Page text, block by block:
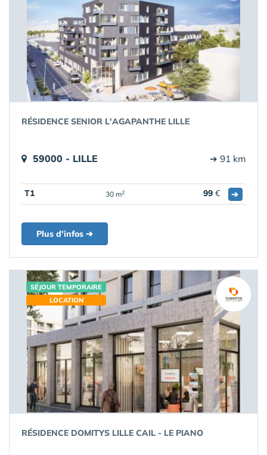
RÉSIDENCE SENIOR L'AGAPANTHE LILLE
59000 - LILLE ➔ 91 km
T1 30 m2 99 € ➔
Plus d'infos ➔
SÉJOUR TEMPORAIRE
LOCATION
RÉSIDENCE DOMITYS LILLE CAIL - LE PIANO